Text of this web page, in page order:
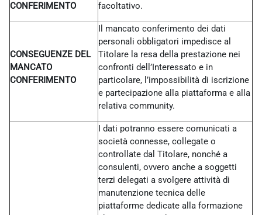
CONFERIMENTO
facoltativo.
CONSEGUENZE DEL
MANCATO
CONFERIMENTO
Il mancato conferimento dei dati
personali obbligatori impedisce al
Titolare la resa della prestazione nei
confronti dell’Interessato e in
particolare, l’impossibilità di iscrizione
e partecipazione alla piattaforma e alla
relativa community.
I dati potranno essere comunicati a
società connesse, collegate o
controllate dal Titolare, nonché a
consulenti, ovvero anche a soggetti
terzi delegati a svolgere attività di
manutenzione tecnica delle
piattaforme dedicate alla formazione